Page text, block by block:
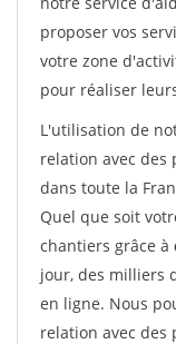
proposer vos
votre zone
pour réaliser
L'utilisation de
relation avec des
dans toute la
Quel que soit
chantiers grâce à
jour, des milliers
en ligne. Nous
relation avec